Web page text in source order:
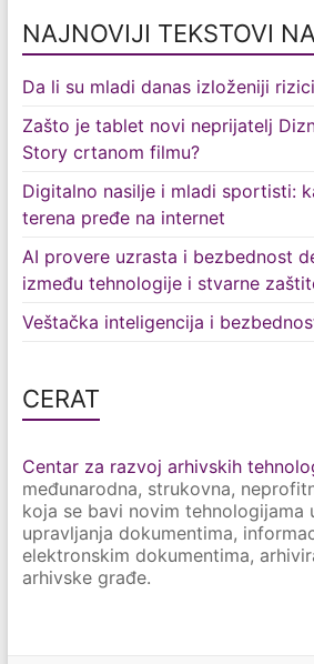
NAJNOVIJI TEKSTOVI
Da li su mladi danas izloženiji
Zašto je tablet novi neprijatelj
Story crtanom filmu?
Digitalno nasilje i mladi sportisti:
terena pređe na internet
AI provere uzrasta i bezbednost
između tehnologije i stvarne
Veštačka inteligencija i
CERAT
Centar za razvoj arhivskih
međunarodna, strukovna,
koja se bavi novim tehnologijama
upravljanja dokumentima,
elektronskim dokumentima,
arhivske građe.